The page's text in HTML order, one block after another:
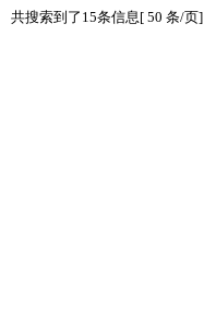
共搜索到了15条信息[ 50 条/页]